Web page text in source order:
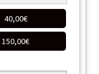
40,00€
150,00€